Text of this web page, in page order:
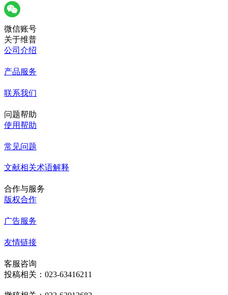
微信账号
关于维普
公司介绍
产品服务
联系我们
问题帮助
使用帮助
常见问题
文献相关术语解释
合作与服务
版权合作
广告服务
友情链接
客服咨询
投稿相关：023-63416211